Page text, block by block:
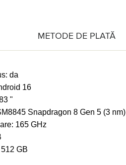
METODE DE PLATĂ
da
16
"
Snapdragon 8 Gen 5 (3 nm)
165 GHz
512 GB